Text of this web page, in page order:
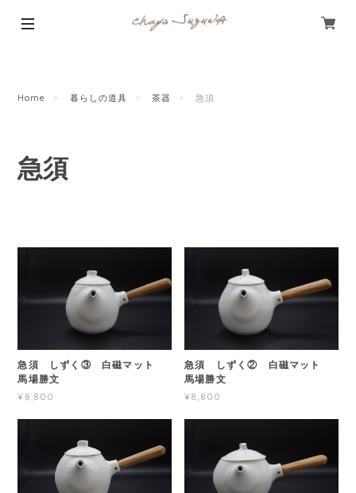
Home 暮らしの道具 茶器 急須
急須
急須 しずく③ 白磁マット
馬場勝文
¥8,800
急須 しずく② 白磁マット
馬場勝文
¥8,800